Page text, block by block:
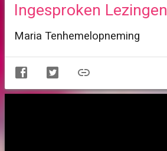
Ingesproken Lezingen
Maria Tenhemelopneming